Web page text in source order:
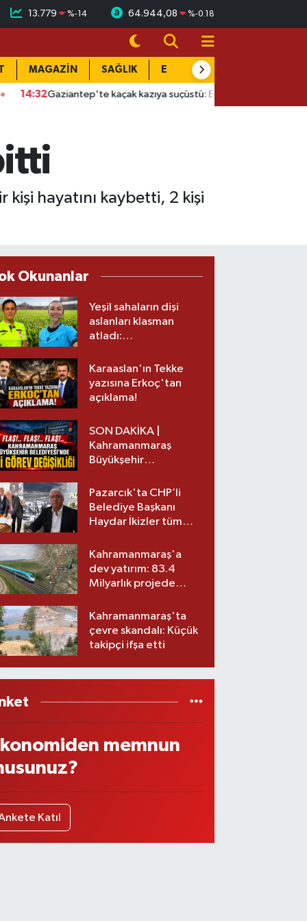
13.779 %-14 64.944,08 %-0.18
MAGAZİN SAĞLIK EĞİTİM
kaçak kazıya suçüstü: Evin altında çukur açtılar
kişi hayatını kaybetti, 2 kişi
Okunanlar
Yeşil sahaların dişi
aslanları klasman
atladı:
üst lige iki transfer!
Karaaslan'ın Tekke
yazısına Erkoç'tan
açıklama!
SON DAKİKA |
Kahramanmaraş
Büyükşehir
görev değişikliği!
Pazarcık'ta CHP’li
Belediye Başkanı
Haydar İkizler tüm
yeni partisi
Kahramanmaraş'a
dev yatırım: 83.4
Milyarlık projede
Kahramanmaraş'ta
çevre skandalı: Küçük
takipçi ifşa etti
memnun
Katıl